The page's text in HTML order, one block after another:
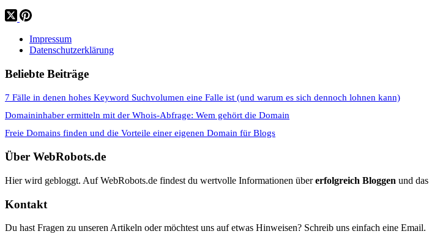
Impressum
Datenschutzerklärung
Beliebte Beiträge
7 Fälle in denen hohes Keyword Suchvolumen eine Falle ist (und warum es sich dennoch lohnen kann)
Domaininhaber ermitteln mit der Whois-Abfrage: Wem gehört die Domain
Freie Domains finden und die Vorteile einer eigenen Domain für Blogs
Über WebRobots.de
Hier wird gebloggt. Auf WebRobots.de findest du wertvolle Informationen übererfolgreich Bloggen und das
Kontakt
Du hast Fragen zu unseren Artikeln oder möchtest uns auf etwas Hinweisen? Schreib uns einfach eine Email.